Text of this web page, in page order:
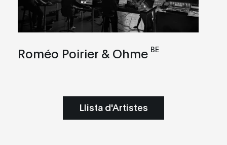
Roméo Poirier & Ohme BE
Llista d'Artistes